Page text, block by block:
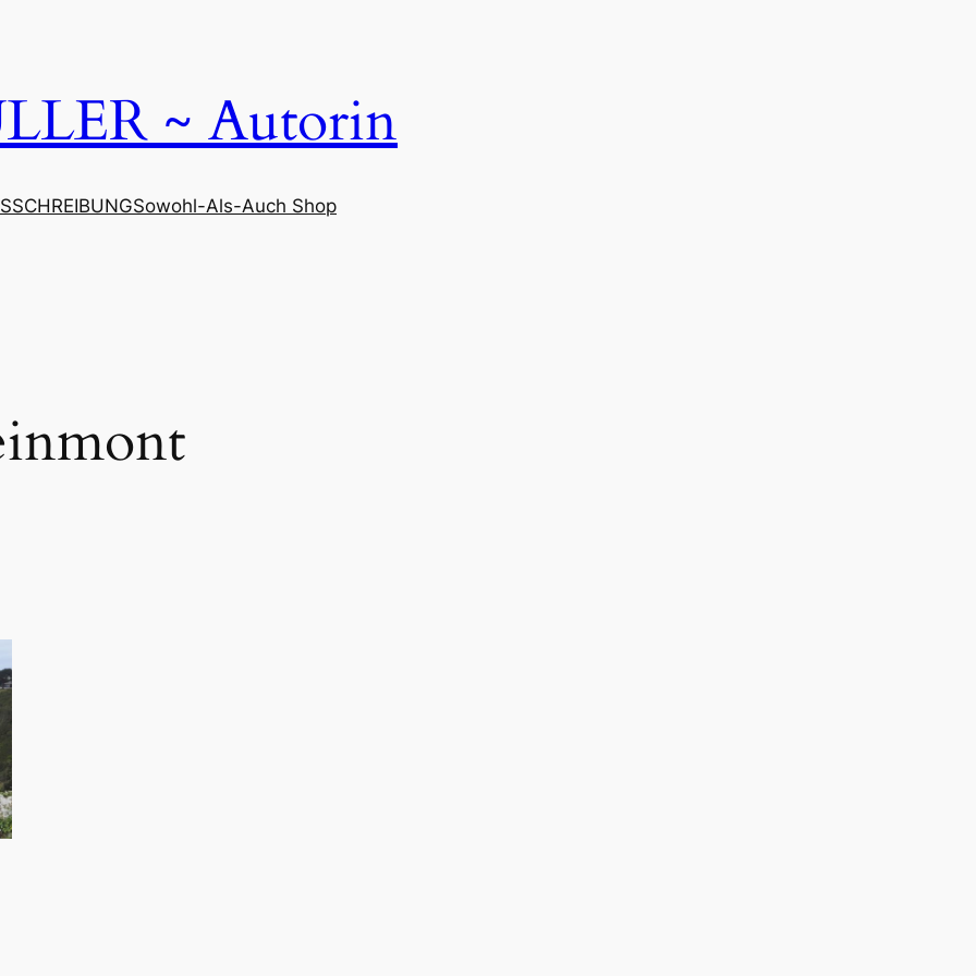
~ Autorin
Sowohl-Als-Auch Shop